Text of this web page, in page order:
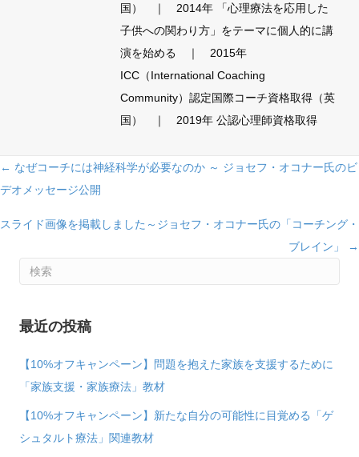
国） ｜ 2014年 「心理療法を応用した
子供への関わり方」をテーマに個人的に講
演を始める ｜ 2015年
ICC（International Coaching
Community）認定国際コーチ資格取得（英
国） ｜ 2019年 公認心理師資格取得
Posts
navigation
← なぜコーチには神経科学が必要なのか ～ ジョセフ・オコナー氏のビ
デオメッセージ公開
スライド画像を掲載しました～ジョセフ・オコナー氏の「コーチング・
ブレイン」 →
最近の投稿
【10%オフキャンペーン】問題を抱えた家族を支援するために
「家族支援・家族療法」教材
【10%オフキャンペーン】新たな自分の可能性に目覚める「ゲ
シュタルト療法」関連教材